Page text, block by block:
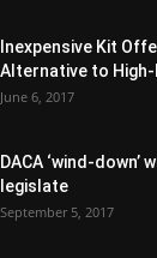
Inexpensive Kit
Alternative to
June 6, 2017
DACA ‘wind-down’
legislate
September 5, 2017